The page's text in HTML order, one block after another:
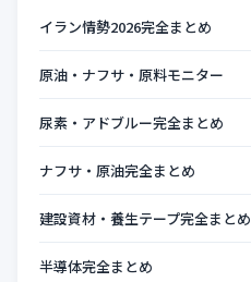
イラン情勢2026完全まとめ
原油・ナフサ・原料モニター
尿素・アドブルー完全まとめ
ナフサ・原油完全まとめ
建設資材・養生テープ完全まとめ
半導体完全まとめ